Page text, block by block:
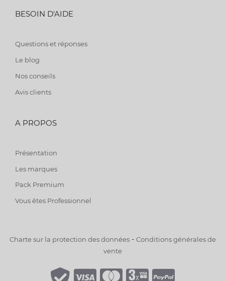
BESOIN D'AIDE
Questions et réponses
Le blog
Nos conseils
Avis clients
A PROPOS
Présentation
Les marques
Pack Premium
Vous êtes Professionnel
Charte sur la protection des données- Conditions générales de
vente